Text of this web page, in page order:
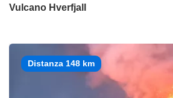
Vulcano Hverfjall
Distanza 148 km